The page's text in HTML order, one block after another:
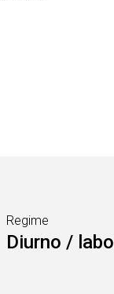
Regime
Diurno /